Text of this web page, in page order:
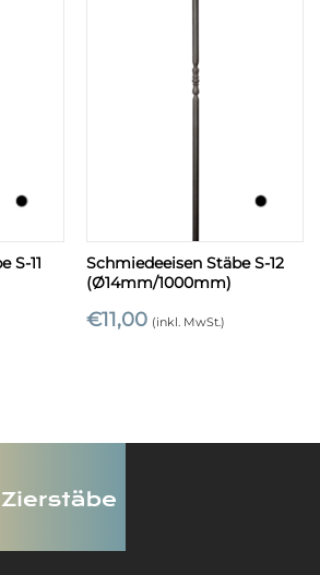
S-11
Schmiedeeisen Stäbe S-12
(Ø14mm/1000mm)
€11,00 (inkl. MwSt.)